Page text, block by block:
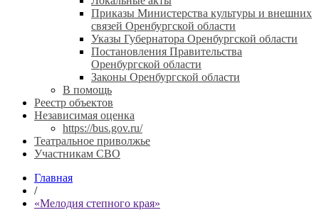
Приказы Министерства культуры и внешних
связей Оренбургской области
Указы Губернатора Оренбургской области
Постановления Правительства
Оренбургской области
Законы Оренбургской области
В помощь
Реестр объектов
Независимая оценка
https://bus.gov.ru/
Театральное приволжье
Участникам СВО
Главная
/
«Мелодия степного края»